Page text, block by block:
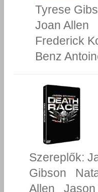
Tyrese
Joan Allen
Frederick
Benz
Szereplők:
Gibson
Allen
Jason